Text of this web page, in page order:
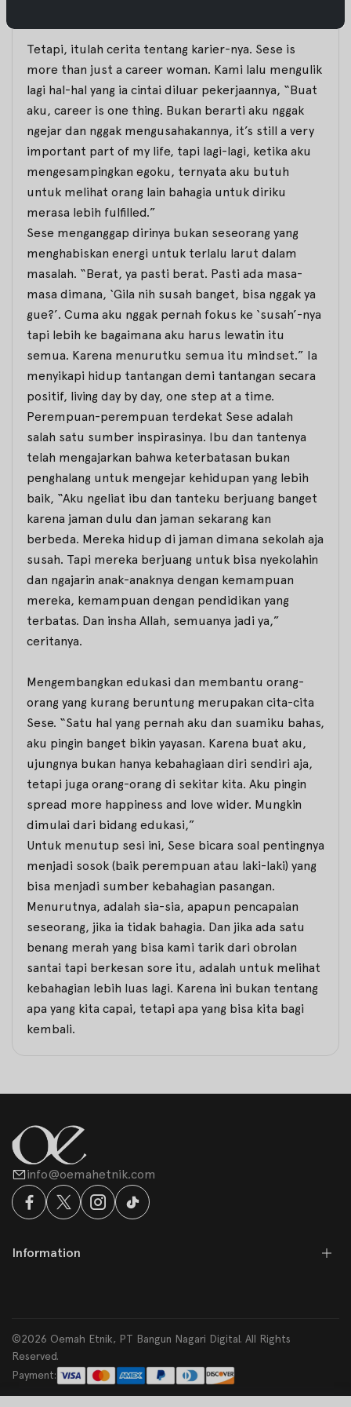
Tetapi, itulah cerita tentang karier-nya. Sese is
more than just a career woman. Kami lalu mengulik
lagi hal-hal yang ia cintai diluar pekerjaannya, “Buat
aku, career is one thing. Bukan berarti aku nggak
ngejar dan nggak mengusahakannya, it’s still a very
important part of my life, tapi lagi-lagi, ketika aku
mengesampingkan egoku, ternyata aku butuh
untuk melihat orang lain bahagia untuk diriku
merasa lebih fulfilled.”
Sese menganggap dirinya bukan seseorang yang
menghabiskan energi untuk terlalu larut dalam
masalah. “Berat, ya pasti berat. Pasti ada masa-
masa dimana, ‘Gila nih susah banget, bisa nggak ya
gue?’. Cuma aku nggak pernah fokus ke ‘susah’-nya
tapi lebih ke bagaimana aku harus lewatin itu
semua. Karena menurutku semua itu mindset.” Ia
menyikapi hidup tantangan demi tantangan secara
positif, living day by day, one step at a time.
Perempuan-perempuan terdekat Sese adalah
salah satu sumber inspirasinya. Ibu dan tantenya
telah mengajarkan bahwa keterbatasan bukan
penghalang untuk mengejar kehidupan yang lebih
baik, “Aku ngeliat ibu dan tanteku berjuang banget
karena jaman dulu dan jaman sekarang kan
berbeda. Mereka hidup di jaman dimana sekolah aja
susah. Tapi mereka berjuang untuk bisa nyekolahin
dan ngajarin anak-anaknya dengan kemampuan
mereka, kemampuan dengan pendidikan yang
terbatas. Dan insha Allah, semuanya jadi ya,”
ceritanya.
Mengembangkan edukasi dan membantu orang-
orang yang kurang beruntung merupakan cita-cita
Sese. “Satu hal yang pernah aku dan suamiku bahas,
aku pingin banget bikin yayasan. Karena buat aku,
ujungnya bukan hanya kebahagiaan diri sendiri aja,
tetapi juga orang-orang di sekitar kita. Aku pingin
spread more happiness and love wider. Mungkin
dimulai dari bidang edukasi,”
Untuk menutup sesi ini, Sese bicara soal pentingnya
menjadi sosok (baik perempuan atau laki-laki) yang
bisa menjadi sumber kebahagian pasangan.
Menurutnya, adalah sia-sia, apapun pencapaian
seseorang, jika ia tidak bahagia. Dan jika ada satu
benang merah yang bisa kami tarik dari obrolan
santai tapi berkesan sore itu, adalah untuk melihat
kebahagian lebih luas lagi. Karena ini bukan tentang
apa yang kita capai, tetapi apa yang bisa kita bagi
kembali.
info@oemahetnik.com
Information
©2026 Oemah Etnik, PT Bangun Nagari Digital. All Rights
Reserved.
Payment: